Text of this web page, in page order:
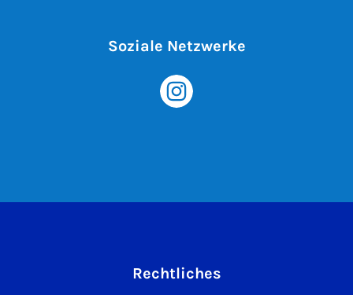
Soziale Netzwerke
Rechtliches